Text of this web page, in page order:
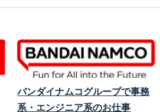
バンダイナムコグループで事務
系・エンジニア系のお仕事